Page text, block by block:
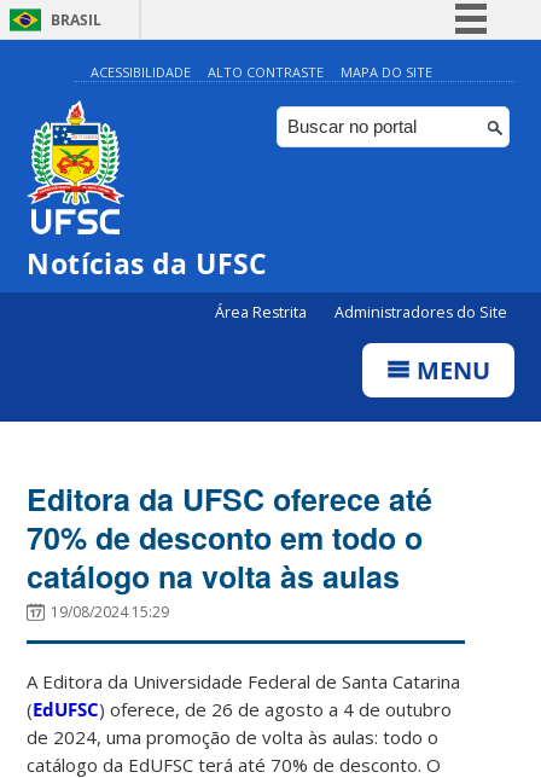
BRASIL
Simplifique!
Comunica BR
Participe
ACESSIBILIDADE ALTO CONTRASTE MAPA DO SITE
Notícias da UFSC
Área Restrita Administradores do Site
MENU
Editora da UFSC oferece até
70% de desconto em todo o
catálogo na volta às aulas
19/08/2024 15:29
A Editora da Universidade Federal de Santa Catarina
(EdUFSC) oferece, de 26 de agosto a 4 de outubro
de 2024, uma promoção de volta às aulas: todo o
catálogo da EdUFSC terá até 70% de desconto. O